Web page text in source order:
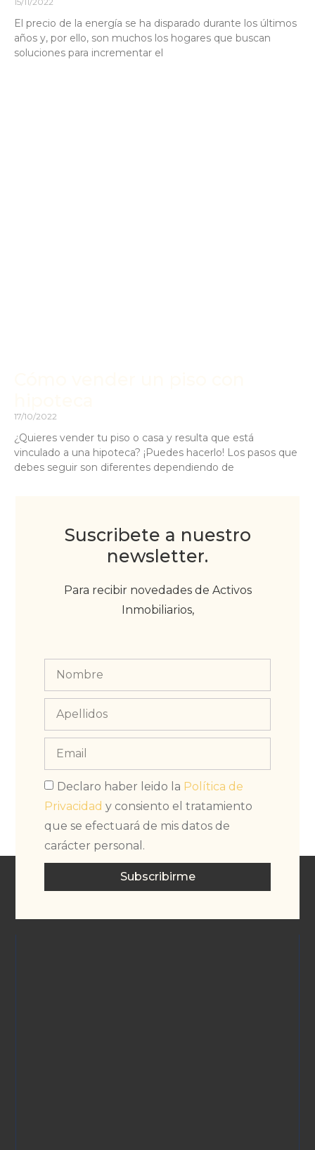
El precio de la energía se ha disparado durante los últimos
años y, por ello, son muchos los hogares que buscan
soluciones para incrementar el
17/10/2022
¿Quieres vender tu piso o casa y resulta que está
vinculado a una hipoteca? ¡Puedes hacerlo! Los pasos que
debes seguir son diferentes dependiendo de
Suscribete a nuestro
newsletter.
Para recibir novedades de Activos
Inmobiliarios,
Declaro haber leido la Política de
Privacidad y consiento el tratamiento
que se efectuará de mis datos de
carácter personal.
Subscribirme